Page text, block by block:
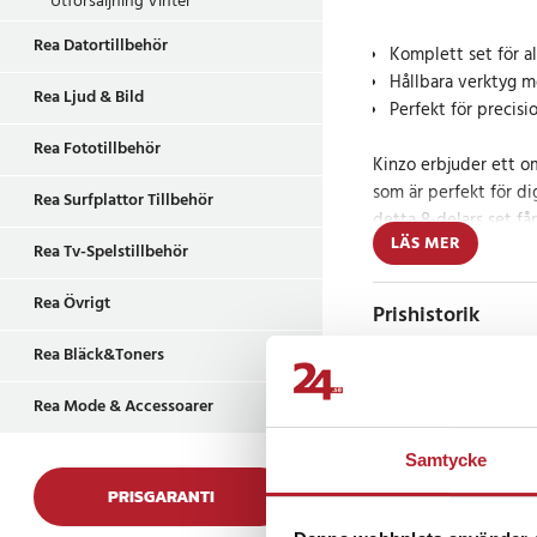
Samtycke
Rea Datortillbehör
Rea Ljud & Bild
Rea Fototillbehör
Rea Surfplattor Tillbehör
Rea Tv-Spelstillbehör
Rea Övrigt
Rea Bläck&Toners
Rea Mode & Accessoarer
PRISGARANTI
Komplett set för
Hållbara verktyg
Perfekt för
Kinzo erbjuder ett
som är perfekt för
detta 8-delars set
påbörja dina
och penslar av
arbeta med både
vare de ergonomiska
Vare sig det
förnya en möbel,
de verktyg du
LÄS MER
Prishistorik
Recensioner